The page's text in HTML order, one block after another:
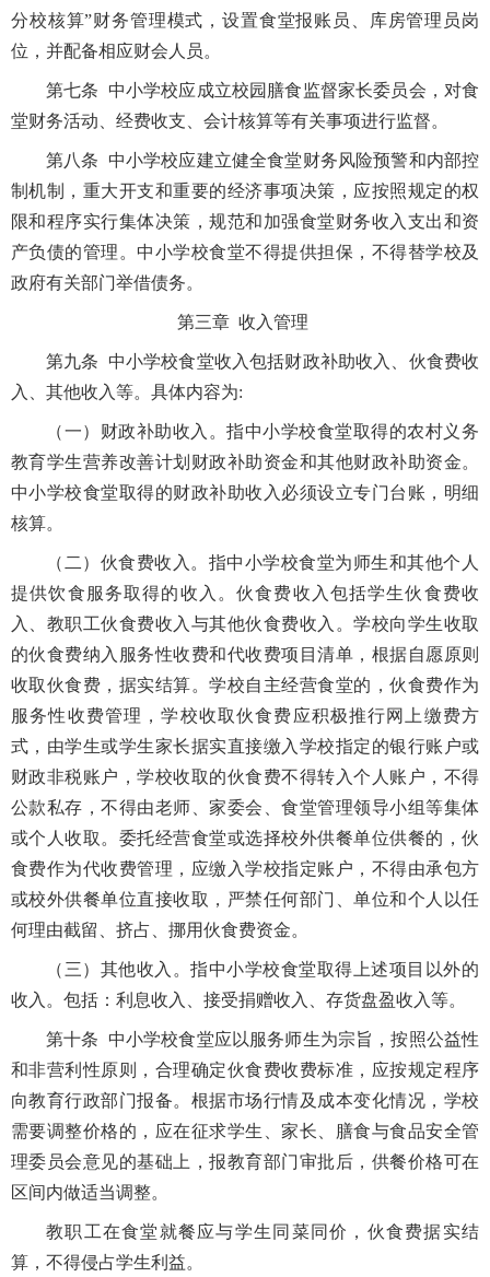
分校核算”财务管理模式，设置食堂报账员、库房管理员岗
位，并配备相应财会人员。
第七条 中小学校应成立校园膳食监督家长委员会，对食
堂财务活动、经费收支、会计核算等有关事项进行监督。
第八条 中小学校应建立健全食堂财务风险预警和内部控
制机制，重大开支和重要的经济事项决策，应按照规定的权
限和程序实行集体决策，规范和加强食堂财务收入支出和资
产负债的管理。中小学校食堂不得提供担保，不得替学校及
政府有关部门举借债务。
第三章 收入管理
第九条 中小学校食堂收入包括财政补助收入、伙食费收
入、其他收入等。具体内容为:
（一）财政补助收入。指中小学校食堂取得的农村义务
教育学生营养改善计划财政补助资金和其他财政补助资金。
中小学校食堂取得的财政补助收入必须设立专门台账，明细
核算。
（二）伙食费收入。指中小学校食堂为师生和其他个人
提供饮食服务取得的收入。伙食费收入包括学生伙食费收
入、教职工伙食费收入与其他伙食费收入。学校向学生收取
的伙食费纳入服务性收费和代收费项目清单，根据自愿原则
收取伙食费，据实结算。学校自主经营食堂的，伙食费作为
服务性收费管理，学校收取伙食费应积极推行网上缴费方
式，由学生或学生家长据实直接缴入学校指定的银行账户或
财政非税账户，学校收取的伙食费不得转入个人账户，不得
公款私存，不得由老师、家委会、食堂管理领导小组等集体
或个人收取。委托经营食堂或选择校外供餐单位供餐的，伙
食费作为代收费管理，应缴入学校指定账户，不得由承包方
或校外供餐单位直接收取，严禁任何部门、单位和个人以任
何理由截留、挤占、挪用伙食费资金。
（三）其他收入。指中小学校食堂取得上述项目以外的
收入。包括：利息收入、接受捐赠收入、存货盘盈收入等。
第十条 中小学校食堂应以服务师生为宗旨，按照公益性
和非营利性原则，合理确定伙食费收费标准，应按规定程序
向教育行政部门报备。根据市场行情及成本变化情况，学校
需要调整价格的，应在征求学生、家长、膳食与食品安全管
理委员会意见的基础上，报教育部门审批后，供餐价格可在
区间内做适当调整。
教职工在食堂就餐应与学生同菜同价，伙食费据实结
算，不得侵占学生利益。